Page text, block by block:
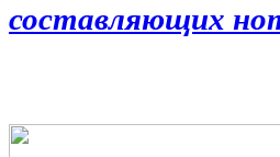
составляющих